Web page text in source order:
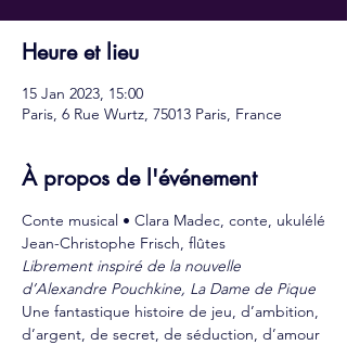
Heure et lieu
15 Jan 2023, 15:00
Paris, 6 Rue Wurtz, 75013 Paris, France
À propos de l'événement
Conte musical • Clara Madec, conte, ukulélé
Jean-Christophe Frisch, flûtes
Librement inspiré de la nouvelle
d’Alexandre Pouchkine, La Dame de Pique
Une fantastique histoire de jeu, d’ambition,
d’argent, de secret, de séduction, d’amour